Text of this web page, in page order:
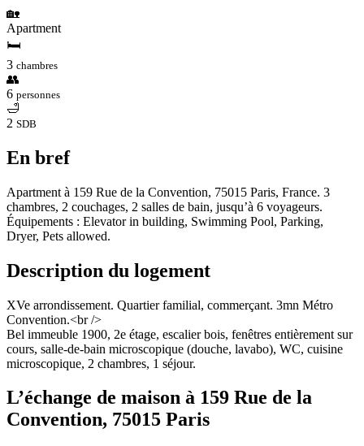
🏡
Apartment
🛏
3 chambres
👥
6 personnes
🛁
2 SDB
En bref
Apartment à 159 Rue de la Convention, 75015 Paris, France. 3
chambres, 2 couchages, 2 salles de bain, jusqu’à 6 voyageurs.
Équipements : Elevator in building, Swimming Pool, Parking,
Dryer, Pets allowed.
Description du logement
XVe arrondissement. Quartier familial, commerçant. 3mn Métro
Convention.<br />
Bel immeuble 1900, 2e étage, escalier bois, fenêtres entièrement sur
cours, salle-de-bain microscopique (douche, lavabo), WC, cuisine
microscopique, 2 chambres, 1 séjour.
L’échange de maison à 159 Rue de la
Convention, 75015 Paris